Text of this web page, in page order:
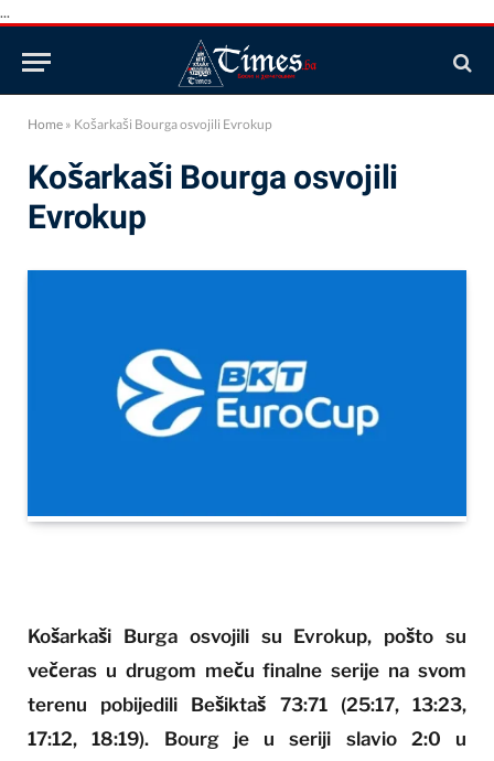
...
Home » Košarkaši Bourga osvojili Evrokup
Košarkaši Bourga osvojili
Evrokup
Košarkaši Burga osvojili su Evrokup, pošto su
večeras u drugom meču finalne serije na svom
terenu pobijedili Bešiktaš 73:71 (25:17, 13:23,
17:12, 18:19). Bourg je u seriji slavio 2:0 u